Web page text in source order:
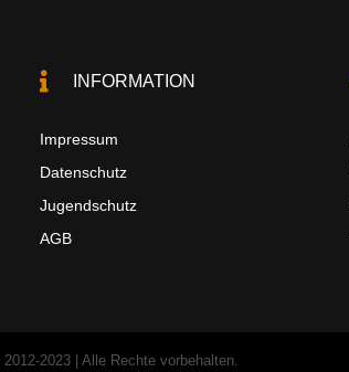
INFORMATION
Impressum
Datenschutz
Jugendschutz
AGB
2023 | Alle Rechte vorbehalten.